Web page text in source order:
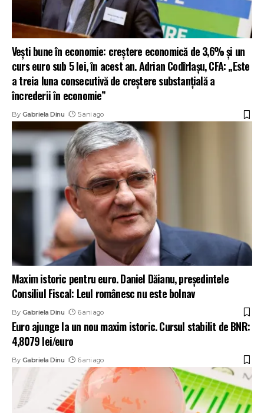
Vești bune în economie: creștere economică de 3,6% și un
curs euro sub 5 lei, în acest an. Adrian Codîrlașu, CFA: „Este
a treia luna consecutivă de creștere substanțială a
încrederii în economie”
By Gabriela Dinu 5 ani ago
Maxim istoric pentru euro. Daniel Dăianu, președintele
Consiliul Fiscal: Leul românesc nu este bolnav
By Gabriela Dinu 6 ani ago
Euro ajunge la un nou maxim istoric. Cursul stabilit de BNR:
4,8079 lei/euro
By Gabriela Dinu 6 ani ago